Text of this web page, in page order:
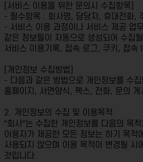
[서비스 이용을 위한 문의시 수집항목]
- 필수항목 : 회사명, 담당자, 휴대전화,
- 서비스 이용 과정이나 서비스 제공 업
같은 정보들이 자동으로 생성되어 수집
서비스 이용기록, 접속 로그, 쿠키, 접속
[개인정보 수집방법]
- 다음과 같은 방법으로 개인정보를 수집
홈페이지, 서면양식, 팩스, 전화, 문의 게
2. 개인정보의 수집 및 이용목적
“회사”는 수집한 개인정보를 다음의 목
이용자가 제공한 모든 정보는 하기 목적
사용되지 않으며 이용 목적이 변경될 시
것입니다.